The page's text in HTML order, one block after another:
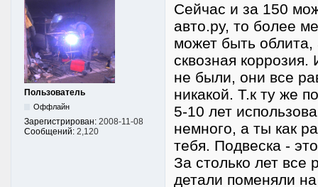
Пользователь
Оффлайн
Зарегистрирован: 2008-11-08
Сообщений: 2,120
Сейчас и за 150
авто.ру, то более
может быть
сквозная
не были, они все
никакой. Т.к ту же
5-10 лет
немного, а ты как
тебя. Подвеска -
За столько лет все
детали поменяли